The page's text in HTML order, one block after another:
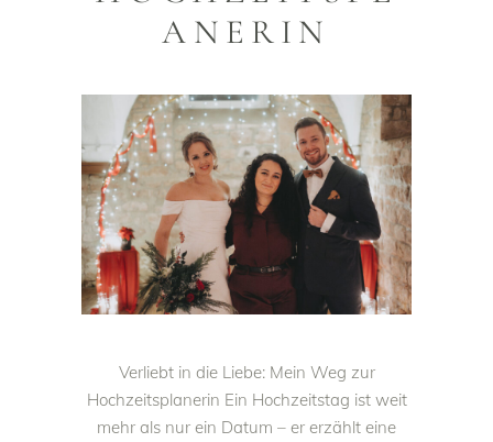
ANERIN
Verliebt in die Liebe: Mein Weg zur
Hochzeitsplanerin Ein Hochzeitstag ist weit
mehr als nur ein Datum – er erzählt eine